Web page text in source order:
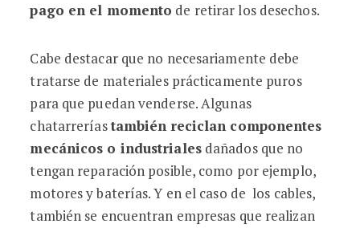
pago en el momento de retirar los desechos.
Cabe destacar que no necesariamente debe
tratarse de materiales prácticamente puros
para que puedan venderse. Algunas
chatarreríastambién reciclan componentes
mecánicos o industrialesdañados que no
tengan reparación posible, como por ejemplo,
motores y baterías. Y en el caso de los cables,
también se encuentran empresas que realizan